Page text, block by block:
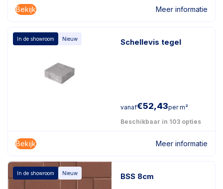
Bekijk Meer informatie
In de showroom Nieuw Schellevis tegel
vanaf€52,43per m²
Beschikbaar in 103 opties
Bekijk Meer informatie
In de showroom Nieuw BSS 8cm